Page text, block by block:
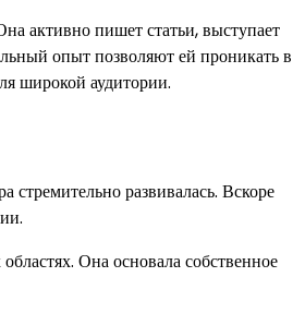
активно пишет статьи, выступает
опыт позволяют ей проникать в
широкой аудитории.
стремительно развивалась. Вскоре
Она основала собственное